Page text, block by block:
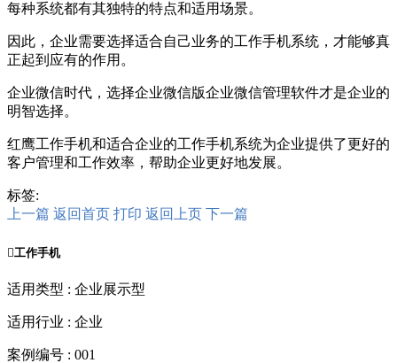
每种系统都有其独特的特点和适用场景。
因此，企业需要选择适合自己业务的工作手机系统，才能够真
正起到应有的作用。
企业微信时代，选择企业微信版企业微信管理软件才是企业的
明智选择。
红鹰工作手机和适合企业的工作手机系统为企业提供了更好的
客户管理和工作效率，帮助企业更好地发展。
标签:
上一篇 返回首页 打印 返回上页 下一篇
工作手机
适用类型 : 企业展示型
适用行业 : 企业
案例编号 : 001